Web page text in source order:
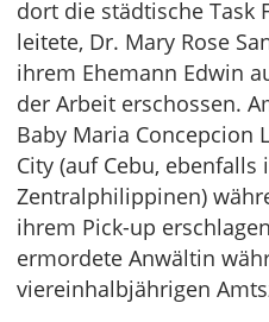
dort die städtische Task
leitete, Dr. Mary Rose
ihrem Ehemann Edwin
der Arbeit erschossen.
Baby Maria Concepcion
City (auf Cebu, ebenfalls
Zentralphilippinen)
ihrem Pick-up
ermordete Anwältin
viereinhalbjährigen